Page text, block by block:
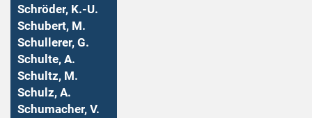
Schröder, K.-U.
Schubert, M.
Schullerer, G.
Schulte, A.
Schultz, M.
Schulz, A.
Schumacher, V.